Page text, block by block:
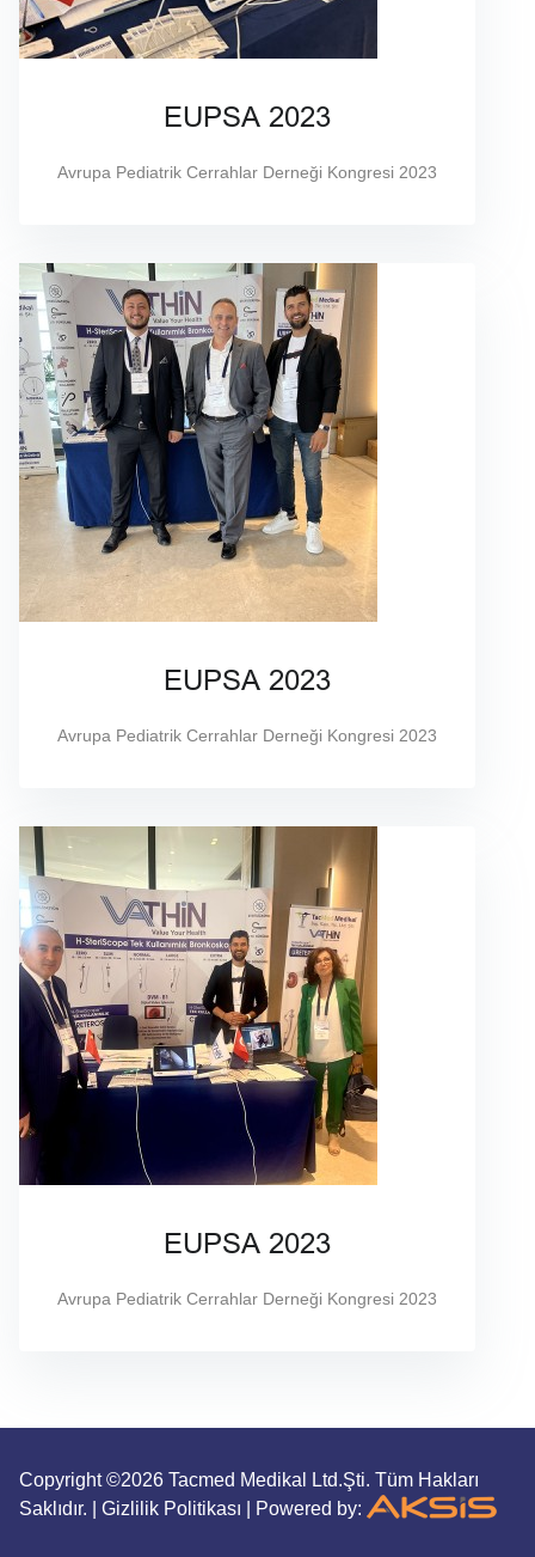
EUPSA 2023
Avrupa Pediatrik Cerrahlar Derneği Kongresi 2023
EUPSA 2023
Avrupa Pediatrik Cerrahlar Derneği Kongresi 2023
EUPSA 2023
Avrupa Pediatrik Cerrahlar Derneği Kongresi 2023
Copyright ©2026 Tacmed Medikal Ltd.Şti. Tüm Hakları
Saklıdır. | Gizlilik Politikası | Powered by: